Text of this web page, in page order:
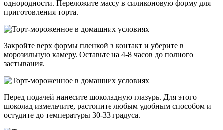
однородности. Переложите массу в силиконовую форму для
приготовления торта.
Закройте верх формы пленкой в контакт и уберите в
морозильную камеру. Оставьте на 4-8 часов до полного
застывания.
Перед подачей нанесите шоколадную глазурь. Для этого
шоколад измельчите, растопите любым удобным способом и
остудите до температуры 30-33 градуса.